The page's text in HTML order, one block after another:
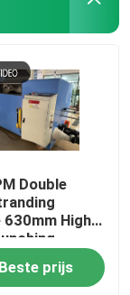
Double
630mm High
Beste prijs